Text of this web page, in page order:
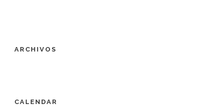
ARCHIVOS
CALENDAR